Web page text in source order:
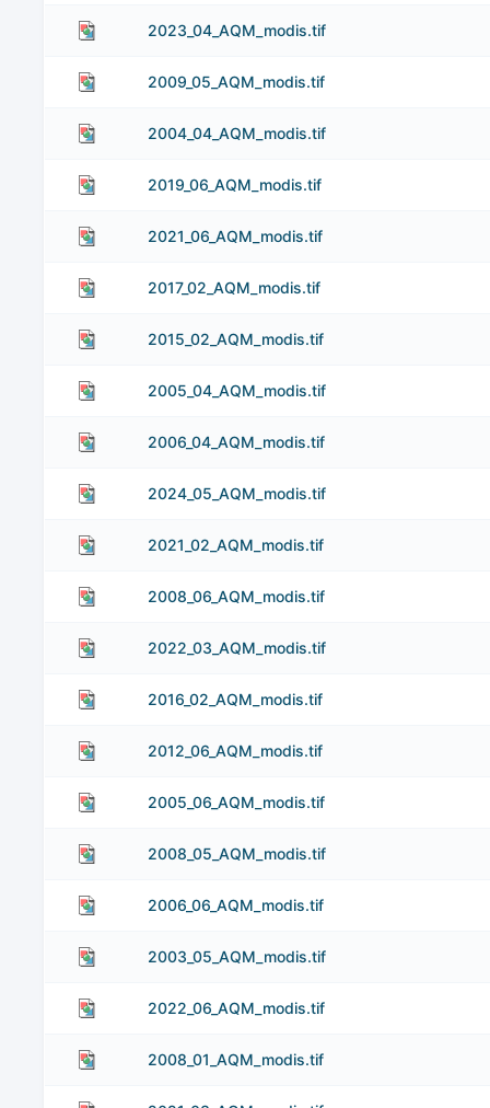
2023_04_AQM_modis.tif
2009_05_AQM_modis.tif
2004_04_AQM_modis.tif
2019_06_AQM_modis.tif
2021_06_AQM_modis.tif
2017_02_AQM_modis.tif
2015_02_AQM_modis.tif
2005_04_AQM_modis.tif
2006_04_AQM_modis.tif
2024_05_AQM_modis.tif
2021_02_AQM_modis.tif
2008_06_AQM_modis.tif
2022_03_AQM_modis.tif
2016_02_AQM_modis.tif
2012_06_AQM_modis.tif
2005_06_AQM_modis.tif
2008_05_AQM_modis.tif
2006_06_AQM_modis.tif
2003_05_AQM_modis.tif
2022_06_AQM_modis.tif
2008_01_AQM_modis.tif